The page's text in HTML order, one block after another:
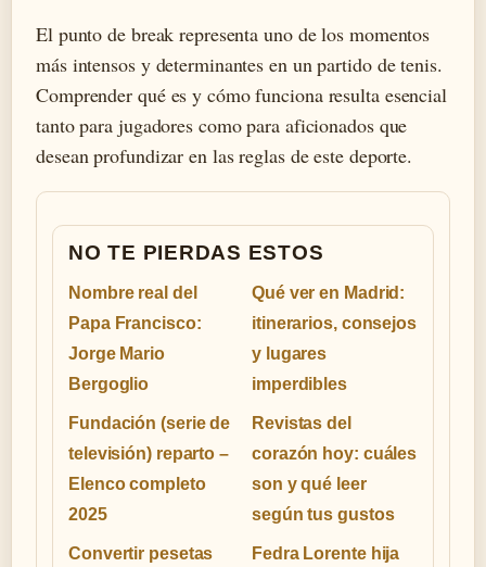
El punto de break representa uno de los momentos
más intensos y determinantes en un partido de tenis.
Comprender qué es y cómo funciona resulta esencial
tanto para jugadores como para aficionados que
desean profundizar en las reglas de este deporte.
NO TE PIERDAS ESTOS
Nombre real del
Papa Francisco:
Jorge Mario
Bergoglio
Qué ver en Madrid:
itinerarios, consejos
y lugares
imperdibles
Fundación (serie de
televisión) reparto –
Elenco completo
2025
Revistas del
corazón hoy: cuáles
son y qué leer
según tus gustos
Convertir pesetas
Fedra Lorente hija